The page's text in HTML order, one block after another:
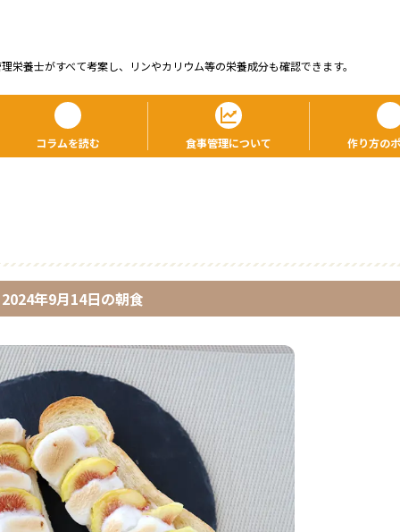
栄養⼠がすべて考案し、リンやカリウム等の栄養成分も確認できます。
コラムを読む 食事管理について 作り方の
2024年9月14日の朝食